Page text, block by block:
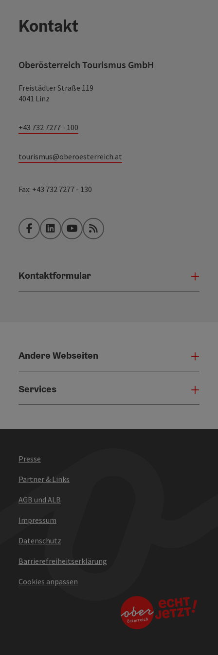
Kontakt
Oberösterreich Tourismus GmbH
Freistädter Straße 119
4041 Linz
+43 732 7277 - 100
tourismus@oberoesterreich.at
Fax: +43 732 7277 - 130
FacebookLinkedInYouTubeRSS-Feed
Kontaktformular
Andere Webseiten
Services
Presse
Partner & Links
AGB und ALB
Impressum
Datenschutz
Barrierefreiheitserklärung
Cookies anpassen